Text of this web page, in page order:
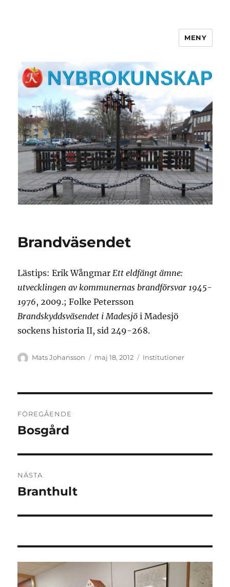
MENY
Brandväsendet
Lästips: Erik WångmarEtt eldfängt ämne:
utvecklingen av kommunernas brandförsvar 1945-
1976, 2009.; Folke Petersson
Brandskyddsväsendet i Madesjö i Madesjö
sockens historia II, sid 249-268.
Författare
Mats Johansson
Publicerat
maj 18, 2012 Kategorier
Institutioner
FÖREGÅENDE
Föregående
Bosgård
NÄSTA
Nästa
Branthult